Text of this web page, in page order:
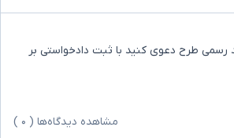
رسمی طرح دعوی کنید با ثبت دادخواستی بر
مشاهده دیدگاه‌ها ( ۰